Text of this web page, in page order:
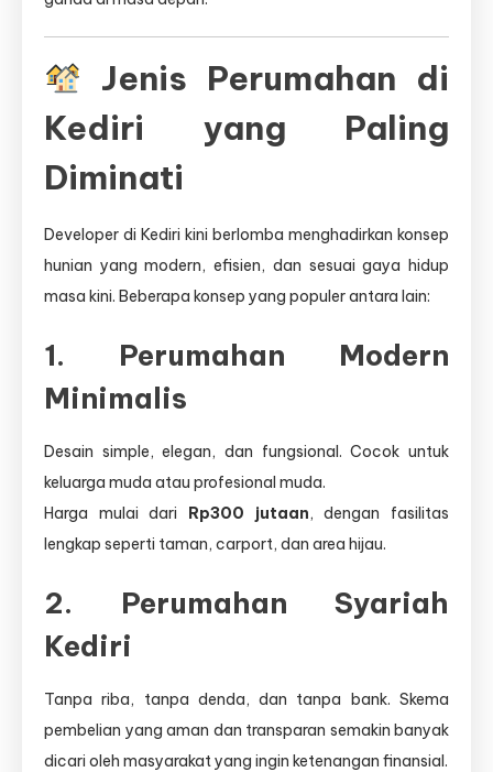
Jenis Perumahan di
Kediri yang Paling
Diminati
Developer di Kediri kini berlomba menghadirkan konsep
hunian yang modern, efisien, dan sesuai gaya hidup
masa kini. Beberapa konsep yang populer antara lain:
1. Perumahan Modern
Minimalis
Desain simple, elegan, dan fungsional. Cocok untuk
keluarga muda atau profesional muda.
Harga mulai dari Rp300 jutaan, dengan fasilitas
lengkap seperti taman, carport, dan area hijau.
2. Perumahan Syariah
Kediri
Tanpa riba, tanpa denda, dan tanpa bank. Skema
pembelian yang aman dan transparan semakin banyak
dicari oleh masyarakat yang ingin ketenangan finansial.